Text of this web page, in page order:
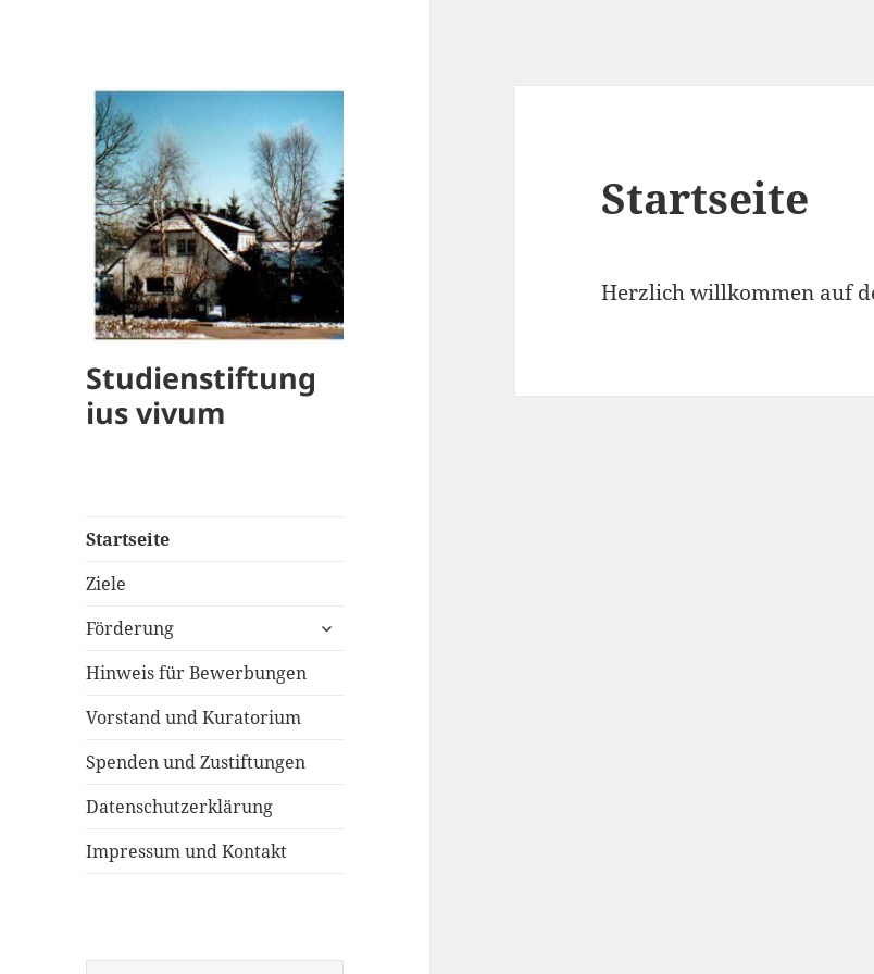
Studienstiftung
ius vivum
Startseite
Ziele
Förderung
untermenü
Hinweis für Bewerbungen
Vorstand und Kuratorium
Spenden und Zustiftungen
Datenschutzerklärung
Impressum und Kontakt
Startseite
Herzlich willkommen auf